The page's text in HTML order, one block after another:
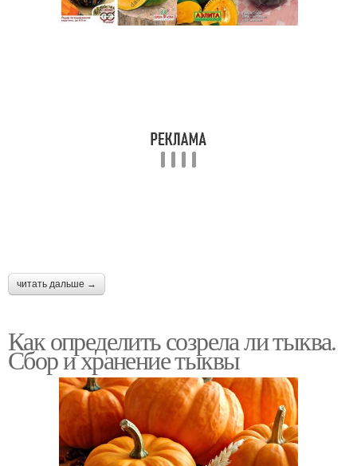
читать дальше →
Как определить созрела ли тыква.
Сбор и хранение тыквы